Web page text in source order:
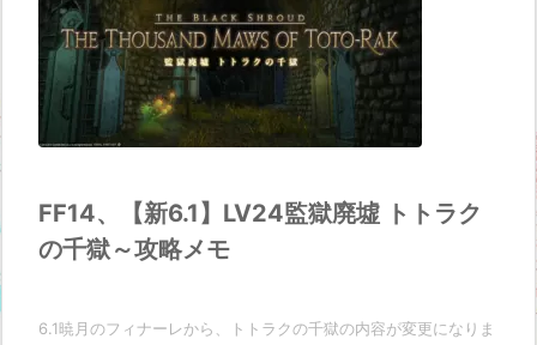
FF14、【新6.1】LV24監獄廃墟 トトラク
の千獄～攻略メモ
6.1暁月のフィナーレから、トトラクの千獄の内容が変更になりま